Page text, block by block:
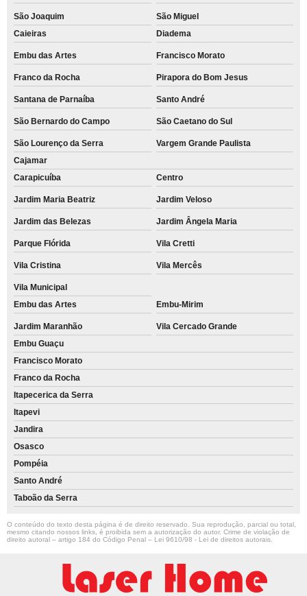
São Joaquim
São Miguel
Caieiras
Diadema
Embu das Artes Francisco Morato
Franco da Rocha Pirapora do Bom Jesus
Santana de Parnaíba Santo André
São Bernardo do Campo São Caetano do Sul
São Lourenço da Serra
Vargem Grande Paulista
Cajamar
Carapicuíba
Centro
Jardim Maria Beatriz Jardim Veloso
Jardim das Belezas Jardim Ângela Maria
Parque Flórida Vila Cretti
Vila Cristina Vila Mercês
Vila Municipal
Embu das Artes
Embu-Mirim
Jardim Maranhão
Vila Cercado Grande
Embu Guaçu
Francisco Morato
Franco da Rocha
Itapecerica da Serra
Itapevi
Jandira
Osasco
Pompéia
Santo André
Taboão da Serra
O conteúdo do texto desta página é de direito reservado. Sua reprodução, parcial ou total,
mesmo citando nossos links, é proibida sem a autorização do autor. Crime de violação de
direito autoral – artigo 184 do Código Penal – Lei 9610/98 - Lei de direitos autorais